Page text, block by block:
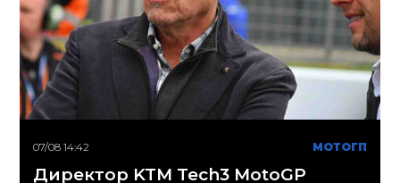
07/08 14:42 МОТОГП
Директор KTM Tech3 MotoGP